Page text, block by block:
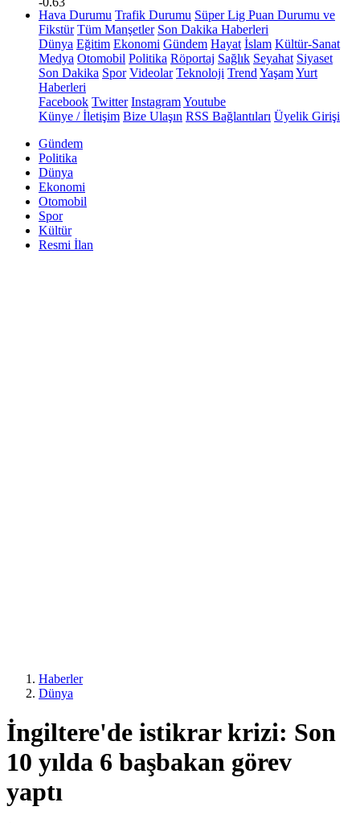
Hava Durumu Trafik Durumu Süper Lig Puan Durumu ve
Fikstür Tüm Manşetler Son Dakika Haberleri
Dünya Eğitim Ekonomi Gündem Hayat İslam Kültür-Sanat
Medya Otomobil Politika Röportaj Sağlık Seyahat Siyaset
Son Dakika Spor Videolar Teknoloji Trend YaşamYurt
Haberleri
Facebook Twitter InstagramYoutube
Künye / İletişim Bize Ulaşın RSS Bağlantıları Üyelik Girişi
Gündem
Politika
Dünya
Ekonomi
Otomobil
Spor
Kültür
Resmi İlan
Haberler
Dünya
İngiltere'de istikrar krizi: Son
10 yılda 6 başbakan görev
yaptı